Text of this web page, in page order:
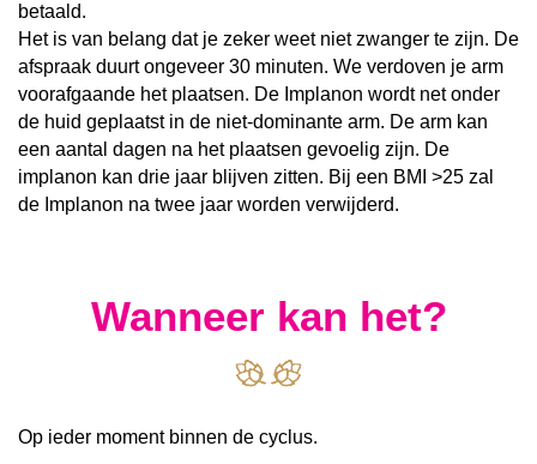
betaald.
Het is van belang dat je zeker weet niet zwanger te zijn. De
afspraak duurt ongeveer 30 minuten. We verdoven je arm
voorafgaande het plaatsen. De Implanon wordt net onder
de huid geplaatst in de niet-dominante arm. De arm kan
een aantal dagen na het plaatsen gevoelig zijn. De
implanon kan drie jaar blijven zitten. Bij een BMI >25 zal
de Implanon na twee jaar worden verwijderd.
Wanneer kan het?
Op ieder moment binnen de cyclus.